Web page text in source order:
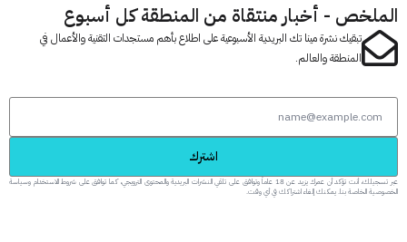
- أخبار منتقاة من المنطقة كل أسبوع
تبقيك نشرة مينا تك البريدية الأسبوعية على اطلاع بأهم مستجدات التقنية والأعمال في
المنطقة والعالم.
عبر تسجيلك، أنت تؤكد أن عمرك يزيد عن 18 عاماً وتوافق على تلقي النشرات البريدية والمحتوى الترويجي، كما توافق على شروط الاستخدام وسياسة
الخاصة بنا. يمكنك إلغاء اشتراكك في أي وقت.